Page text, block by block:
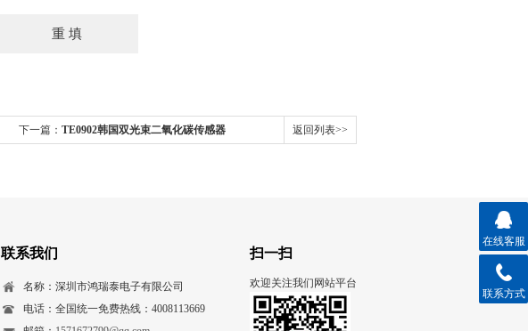
下一篇： TE0902韩国双光束二氧化碳传感器 返回列表>>
扫一扫
欢迎关注我们网站平台
联系我们
名称：深圳市鸿瑞泰电子有限公司
电话：全国统一免费热线：4008113669
在线客服
联系方式